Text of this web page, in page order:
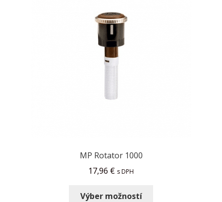
MP Rotator 1000
17,96 € s DPH
Výber možností